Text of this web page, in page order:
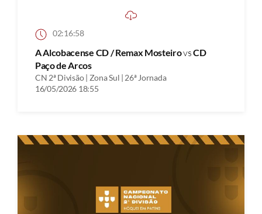
02:16:58
A Alcobacense CD / Remax MosteirovsCD
Paço de Arcos
CN 2ª Divisão | Zona Sul | 26ª Jornada
16/05/2026 18:55